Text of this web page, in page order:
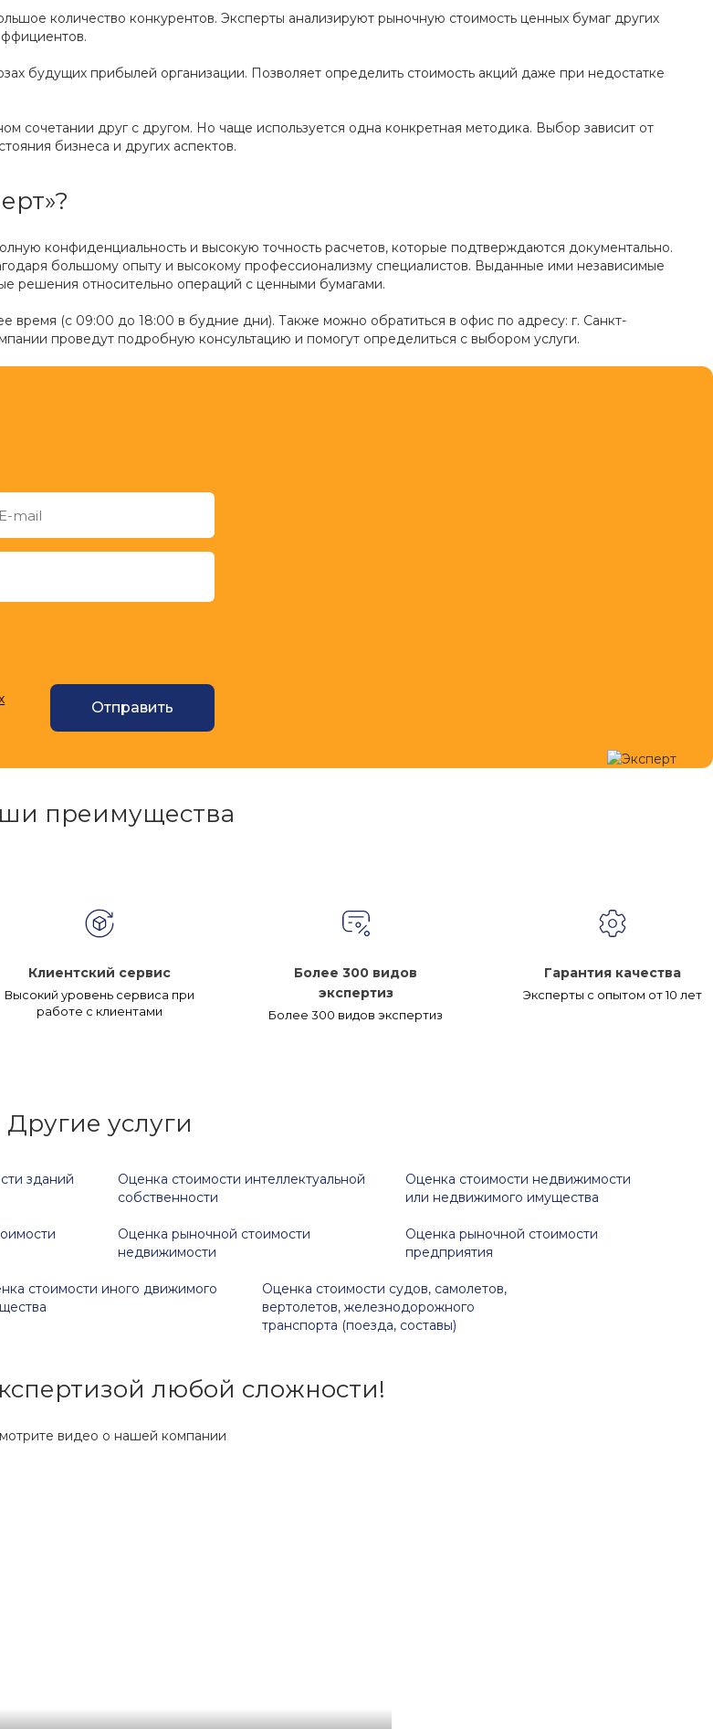
количество конкурентов. Эксперты анализируют рыночную стоимость ценных бумаг других
будущих прибылей организации. Позволяет определить стоимость акций даже при недостатке
сочетании друг с другом. Но чаще используется одна конкретная методика. Выбор зависит от
бизнеса и других аспектов.
конфиденциальность и высокую точность расчетов, которые подтверждаются документально.
большому опыту и высокому профессионализму специалистов. Выданные ими независимые
решения относительно операций с ценными бумагами.
время (с 09:00 до 18:00 в будние дни). Также можно обратиться в офис по адресу: г. Санкт-
проведут подробную консультацию и помогут определиться с выбором услуги.
Отправить
преимущества
Клиентский сервис
Высокий уровень сервиса при
работе с клиентами
Более 300 видов
экспертиз
Более 300 видов экспертиз
Гарантия качества
Эксперты с опытом от 10 лет
Другие услуги
зданий
Оценка стоимости интеллектуальной
собственности
Оценка стоимости недвижимости
или недвижимого имущества
Оценка рыночной стоимости
недвижимости
Оценка рыночной стоимости
предприятия
стоимости иного движимого
Оценка стоимости судов, самолетов,
вертолетов, железнодорожного
транспорта (поезда, составы)
любой сложности!
видео о нашей компании